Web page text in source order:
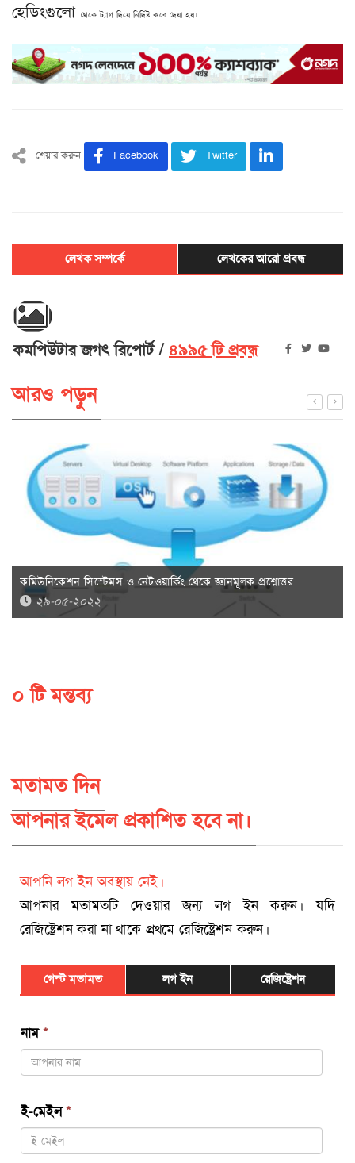
হেডিংগুলো থেকেট্যাগ দিয়ে নির্দিষ্ট করে দেয়া হয়।
শেয়ার করুন Facebook Twitter
লেখক সম্পর্কে লেখকের আরো প্রবন্ধ
কমপিউটার জগৎ রিপোর্ট ৪৯৯৫ টি প্রবন্ধ
আরও পড়ুন
কমিউনিকেশন সিস্টেমস ও নেটওয়ার্কিং থেকে জ্ঞানমূলক প্রশ্নোত্তর
২৯-০৫-২০২২
০ টি মন্তব্য
মতামত দিন
আপনার ইমেল প্রকাশিত হবে না।
আপনি লগ ইন অবস্থায় নেই।
আপনার মতামতটি দেওয়ার জন্য লগ ইন করুন। যদি
রেজিষ্ট্রেশন করা না থাকে প্রথমে রেজিষ্ট্রেশন করুন।
গেস্ট মতামত লগ ইন রেজিষ্ট্রেশন
নাম*
ই-মেইল*